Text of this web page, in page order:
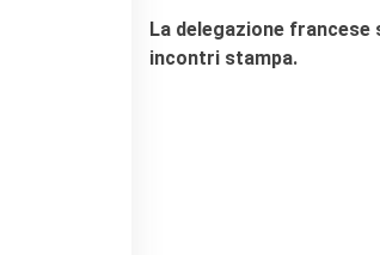
La delegazione
incontri stampa.